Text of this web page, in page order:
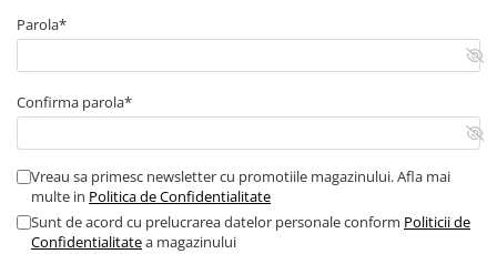
Parola*
Confirma parola*
Vreau sa primesc newsletter cu promotiile magazinului. Afla mai
multe in Politica de Confidentialitate
Sunt de acord cu prelucrarea datelor personale conform Politicii de
Confidentialitatea magazinului